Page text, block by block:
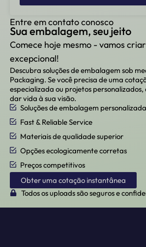
Entre em contato conosco
Sua embalagem, seu jeito
Comece hoje mesmo - vamos
excepcional!
Descubra soluções de embalagem sob
Packaging. Se você precisa de uma
especializada ou projetos
dar vida à sua visão.
Soluções de embalagem
Fast & Reliable Service
Materiais de qualidade superior
Opções ecologicamente corretas
Preços competitivos
Obter uma cotação instantânea
Todos os uploads são seguros e